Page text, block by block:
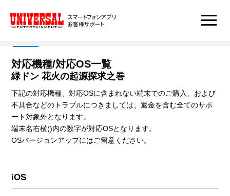
対応機種/対応OS一覧
緑ドン 花火の起源探求之巻
下記の対応機種、対応OSに含まれない端末でのご購入、および
不具合などのトラブルにつきましては、返金を含む全てのサポ
ート対象外となります。
端末名右横()内の数字が対応OSとなります。
OSバージョンアップにはご留意ください。
iOS